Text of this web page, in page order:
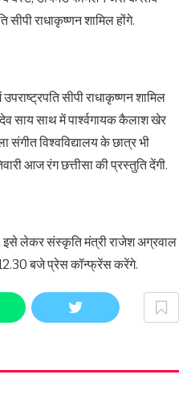
सीपी राधाकृष्णन शामिल होंगे.
सीपी राधाकृष्णन शामिल
साय साथ में पार्श्वगायक कैलाश खेर
संगीत विश्वविद्यालय के छात्र भी
आज रंग छत्तीसा की प्रस्तुति देंगी.
इसे लेकर संस्कृति मंत्री राजेश अग्रवाल
बजे प्रेस कॉन्फ्रेंस करेंगे.